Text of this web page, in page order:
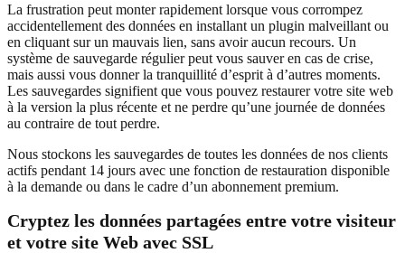
La frustration peut monter rapidement lorsque vous corrompez
accidentellement des données en installant un plugin malveillant ou
en cliquant sur un mauvais lien, sans avoir aucun recours. Un
système de sauvegarde régulier peut vous sauver en cas de crise,
mais aussi vous donner la tranquillité d’esprit à d’autres moments.
Les sauvegardes signifient que vous pouvez restaurer votre site web
à la version la plus récente et ne perdre qu’une journée de données
au contraire de tout perdre.
Nous stockons les sauvegardes de toutes les données de nos clients
actifs pendant 14 jours avec une fonction de restauration disponible
à la demande ou dans le cadre d’un abonnement premium.
Cryptez les données partagées entre votre visiteur
et votre site Web avec SSL